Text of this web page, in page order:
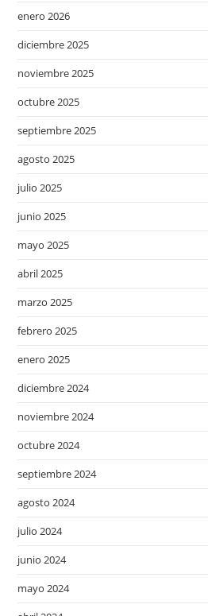
enero 2026
diciembre 2025
noviembre 2025
octubre 2025
septiembre 2025
agosto 2025
julio 2025
junio 2025
mayo 2025
abril 2025
marzo 2025
febrero 2025
enero 2025
diciembre 2024
noviembre 2024
octubre 2024
septiembre 2024
agosto 2024
julio 2024
junio 2024
mayo 2024